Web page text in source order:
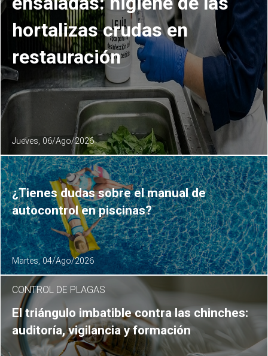
hortalizas crudas en
restauración
Jueves, 06/Ago/2026
¿Tienes dudas sobre el manual de
autocontrol en piscinas?
Martes, 04/Ago/2026
CONTROL DE PLAGAS
El triángulo imbatible contra las chinches:
auditoría, vigilancia y formación